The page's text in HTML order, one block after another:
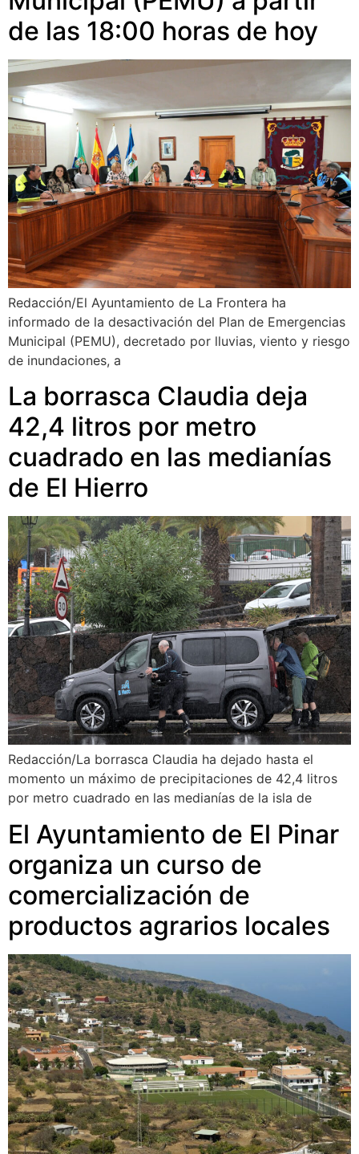
de las 18:00 horas de hoy
Redacción/El Ayuntamiento de La Frontera ha
informado de la desactivación del Plan de Emergencias
Municipal (PEMU), decretado por lluvias, viento y riesgo
de inundaciones, a
La borrasca Claudia deja
42,4 litros por metro
cuadrado en las medianías
de El Hierro
Redacción/La borrasca Claudia ha dejado hasta el
momento un máximo de precipitaciones de 42,4 litros
por metro cuadrado en las medianías de la isla de
El Ayuntamiento de El Pinar
organiza un curso de
comercialización de
productos agrarios locales